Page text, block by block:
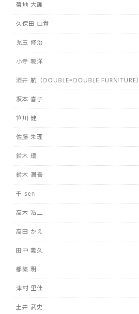
菊地 大護
久保田 由貴
児玉 修治
小寺 暁洋
酒井 航（DOUBLE=DOUBLE FURNITURE）
坂本 喜子
笹川 健一
佐藤 朱理
鈴木 環
鈴木 潤吾
千 sen
高木 浩二
高田 かえ
田中 義久
都築 明
津村 里佳
土井 武史